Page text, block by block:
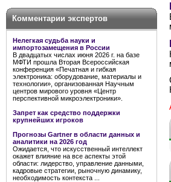
Комментарии экспертов
Нелегкая судьба науки и
импортозамещения в России
В двадцатых числах июня 2026 г. на базе
МФТИ прошла Вторая Всероссийская
конференция «Печатная и гибкая
электроника: оборудование, материалы и
технологии», организованная Научным
центров мирового уровня «Центр
перспективной микроэлектроники».
Запрет как средство поддержки
крупнейших игроков
Прогнозы Gartner в области данных и
аналитики на 2026 год
Ожидается, что искусственный интеллект
окажет влияние на все аспекты этой
области: лидерство, управление данными,
кадровые стратегии, рыночную динамику,
необходимость контекста ...